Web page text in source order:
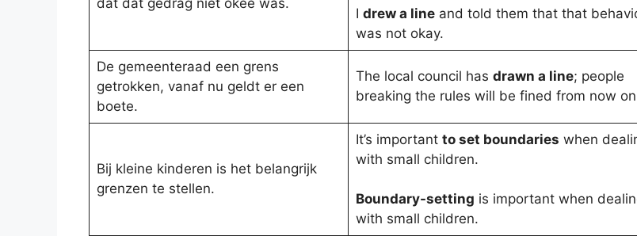
dat dat gedrag niet okee was.
I drew a lineand told them that that
was not okay.
De gemeenteraad een grens
getrokken, vanaf nu geldt er een
boete.
The local council has drawn a line; people
breaking the rules will be fined from now
Bij kleine kinderen is het belangrijk
grenzen te stellen.
It’s important to set boundaries when
with small children.
Boundary-setting is important when
with small children.